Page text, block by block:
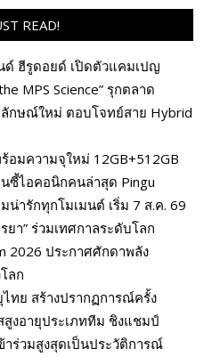
READ!
ด์ ฮีรูดอยด์ เปิดตัวแคมเปญ
MPS Science” รุกตลาด
กษณ์ใหม่ ตอบโจทย์สาย Hybrid
อมความจุใหม่ 12GB+512GB
ซี้ไอคอนิกคนล่าสุด Pingu
น่ารักทุกโมเมนต์ เริ่ม 7 ส.ค. 69
ยา” ร่วมเทศกาลระดับโลก
2026 ประกาศศักดาพลัง
ลก
ทย สร้างปรากฏการณ์ครั้ง
งอายุประเภททีม ชิงแชมป์
าร่วมสูงสุดเป็นประวัติการณ์